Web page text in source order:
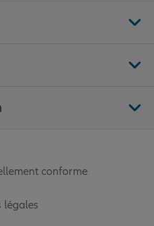
conforme
légales